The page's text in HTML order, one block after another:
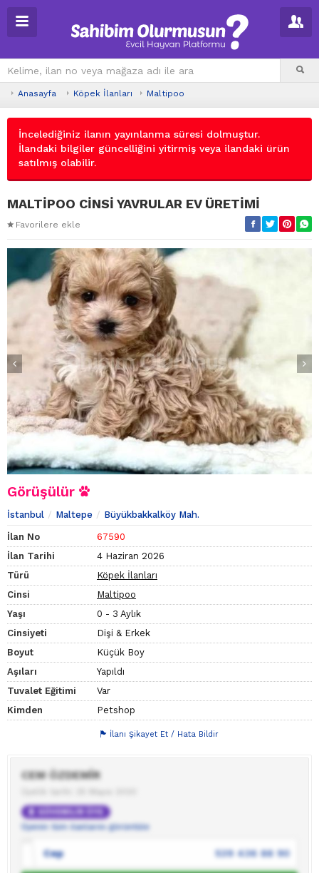
Anasayfa Köpek İlanları Maltipoo
İncelediğiniz ilanın yayınlanma süresi dolmuştur.
İlandaki bilgiler güncelliğini yitirmiş veya ilandaki ürün
satılmış olabilir.
MALTİPOO CİNSİ YAVRULAR EV ÜRETİMİ
Favorilere ekle
Görüşülür
İstanbul Maltepe Büyükbakkalköy Mah.
İlan No
67590
İlan Tarihi
4 Haziran 2026
Türü
Köpek İlanları
Cinsi
Maltipoo
Yaşı
0 - 3 Aylık
Cinsiyeti
Dişi & Erkek
Boyut
Küçük Boy
Aşıları
Yapıldı
Tuvalet Eğitimi
Var
Kimden
Petshop
İlanı Şikayet Et / Hata Bildir
CEM ÖZDEMİR
Üyenin tüm ilanlarını görüntüle
Cep 539 436 88 90